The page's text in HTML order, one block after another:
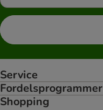
Service
Fordelsprogrammer
Shopping